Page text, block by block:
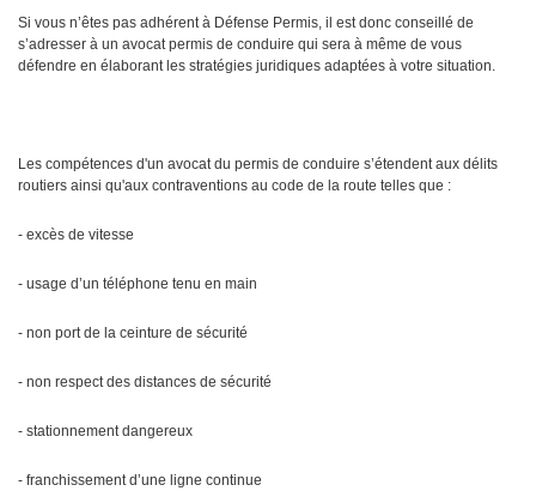
Si vous n’êtes pas adhérent à Défense Permis, il est donc conseillé de
s’adresser à un avocat permis de conduire qui sera à même de vous
défendre en élaborant les stratégies juridiques adaptées à votre situation.
Les compétences d'un avocat du permis de conduire s’étendent aux délits
routiers ainsi qu'aux contraventions au code de la route telles que :
- excès de vitesse
- usage d’un téléphone tenu en main
- non port de la ceinture de sécurité
- non respect des distances de sécurité
- stationnement dangereux
- franchissement d’une ligne continue